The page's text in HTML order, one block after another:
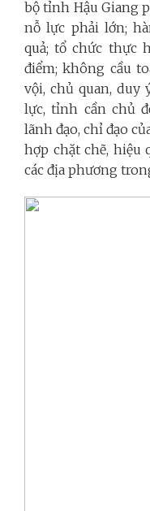
bộ tỉnh Hậu Giang
nỗ lực phải lớn;
quả; tổ chức thực
điểm; không cầu
vội, chủ quan, duy
lực, tỉnh cần chủ
lãnh đạo, chỉ đạo
hợp chặt chẽ, hiệu
các địa phương